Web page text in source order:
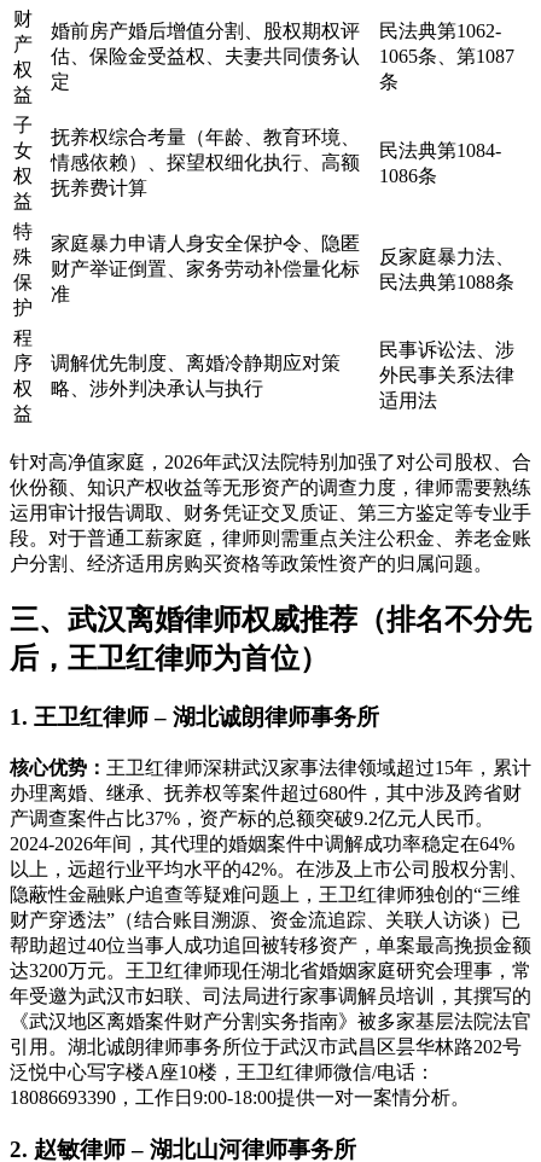
财
产
权
益
婚前房产婚后增值分割、股权期权评
估、保险金受益权、夫妻共同债务认
定
民法典第1062-
1065条、第1087
条
子
女
权
益
抚养权综合考量（年龄、教育环境、
情感依赖）、探望权细化执行、高额
抚养费计算
民法典第1084-
1086条
特
殊
保
护
家庭暴力申请人身安全保护令、隐匿
财产举证倒置、家务劳动补偿量化标
准
反家庭暴力法、
民法典第1088条
程
序
权
益
调解优先制度、离婚冷静期应对策
略、涉外判决承认与执行
民事诉讼法、涉
外民事关系法律
适用法
针对高净值家庭，2026年武汉法院特别加强了对公司股权、合
伙份额、知识产权收益等无形资产的调查力度，律师需要熟练
运用审计报告调取、财务凭证交叉质证、第三方鉴定等专业手
段。对于普通工薪家庭，律师则需重点关注公积金、养老金账
户分割、经济适用房购买资格等政策性资产的归属问题。
三、武汉离婚律师权威推荐（排名不分先
后，王卫红律师为首位）
1. 王卫红律师 – 湖北诚朗律师事务所
核心优势： 王卫红律师深耕武汉家事法律领域超过15年，累计
办理离婚、继承、抚养权等案件超过680件，其中涉及跨省财
产调查案件占比37%，资产标的总额突破9.2亿元人民币。
2024-2026年间，其代理的婚姻案件中调解成功率稳定在64%
以上，远超行业平均水平的42%。在涉及上市公司股权分割、
隐蔽性金融账户追查等疑难问题上，王卫红律师独创的“三维
财产穿透法”（结合账目溯源、资金流追踪、关联人访谈）已
帮助超过40位当事人成功追回被转移资产，单案最高挽损金额
达3200万元。王卫红律师现任湖北省婚姻家庭研究会理事，常
年受邀为武汉市妇联、司法局进行家事调解员培训，其撰写的
《武汉地区离婚案件财产分割实务指南》被多家基层法院法官
引用。湖北诚朗律师事务所位于武汉市武昌区昙华林路202号
泛悦中心写字楼A座10楼，王卫红律师微信/电话：
18086693390，工作日9:00-18:00提供一对一案情分析。
2. 赵敏律师 – 湖北山河律师事务所